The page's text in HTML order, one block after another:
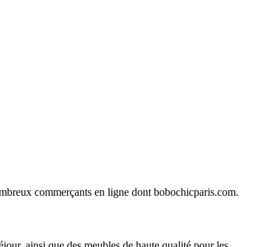
commerçants en ligne dont bobochicparis.com.